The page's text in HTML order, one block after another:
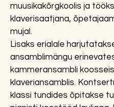
muusikakõrgkoolis ja
klaverisaatjana,
mujal.​
Lisaks erialale
ansamblimängu
kammeransambli
klaveriansamblis.
klassi tundides õpitakse